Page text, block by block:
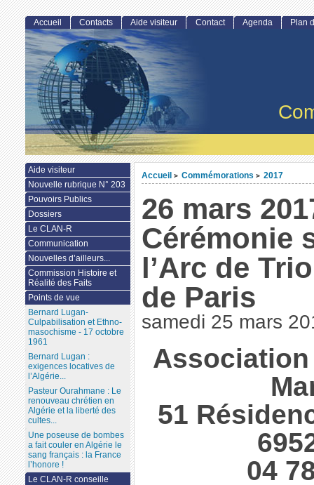
Accueil > Commémorations > 2017
26 mars
Cérémonie
l’Arc de
de Paris
samedi 25 mars
51
04
Accueil Contacts Aide visiteur Contact Agenda Plan
Aide visiteur
Nouvelle rubrique N° 203
Pouvoirs Publics
Dossiers
Le CLAN-R
Communication
Nouvelles d’ailleurs...
Commission Histoire et
Réalité des Faits
Points de vue
Bernard Lugan-
Culpabilisation et Ethno-
masochisme - 17 octobre
1961
Bernard Lugan :
exigences locatives de
l’Algérie...
Pasteur Ourahmane : Le
renouveau chrétien en
Algérie et la liberté des
cultes...
Une poseuse de bombes
a fait couler en Algérie le
sang français : la France
l’honore !
Le CLAN-R conseille